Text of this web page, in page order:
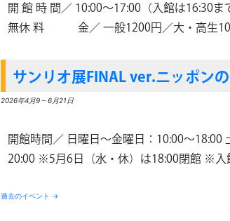
開 館 時 間／ 10:00～17:00（入館は
無休 料 金／ 一般1200円／大・高生
サンリオ展FINAL ver.ニッポン
2026年4月9–6月21日
開館時間／ 日曜日～金曜日：10:00～
20:00 ※5月6日（水・休）は18:00閉館 ※
過去のイベント →